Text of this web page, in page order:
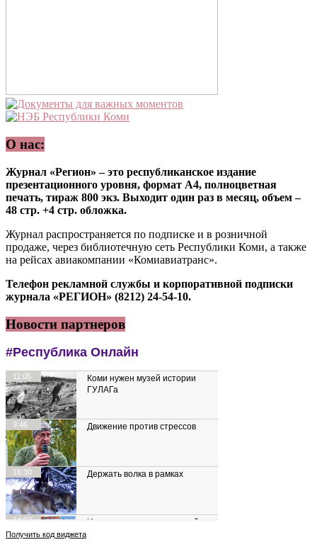
О нас:
Журнал «Регион» – это республиканское издание
презентационного уровня, формат А4, полноцветная
печать, тираж 800 экз. Выходит один раз в месяц, объем –
48 стр. +4 стр. обложка.
Журнал распространяется по подписке и в розничной
продаже, через библиотечную сеть Республики Коми, а также
на рейсах авиакомпании «Комиавиатранс».
Телефон рекламной службы и корпоративной подписки
журнала «РЕГИОН» (8212) 24-54-10.
Новости партнеров